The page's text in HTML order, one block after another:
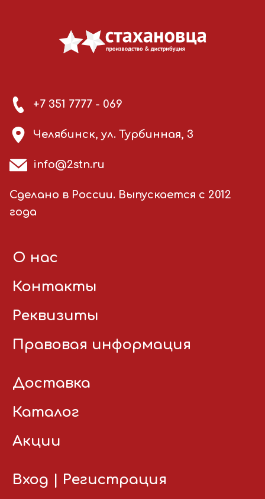
+7 351 7777 - 069
Челябинск, ул. Турбинная, 3
info@2stn.ru
Сделано в России. Выпускается с 2012
года
О нас
Контакты
Реквизиты
Правовая информация
Доставка
Каталог
Акции
Вход Регистрация